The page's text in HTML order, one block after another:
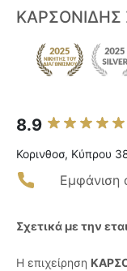
ΚΑΡΣΟΝΙΔΗΣ
8.9
Κορινθοσ, Κύπρου
Εμφάνιση
Σχετικά με την
Η επιχείρηση